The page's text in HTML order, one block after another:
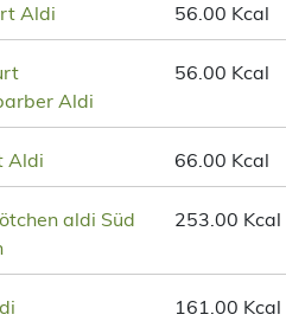
Aldi 56.00 Kcal
Aldi
56.00 Kcal
Aldi 66.00 Kcal
aldi Süd
253.00 Kcal
161.00 Kcal